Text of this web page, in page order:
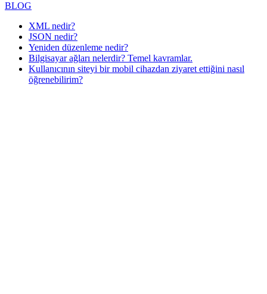
BLOG
XML nedir?
JSON nedir?
Yeniden düzenleme nedir?
Bilgisayar ağları nelerdir? Temel kavramlar.
Kullanıcının siteyi bir mobil cihazdan ziyaret ettiğini nasıl
öğrenebilirim?